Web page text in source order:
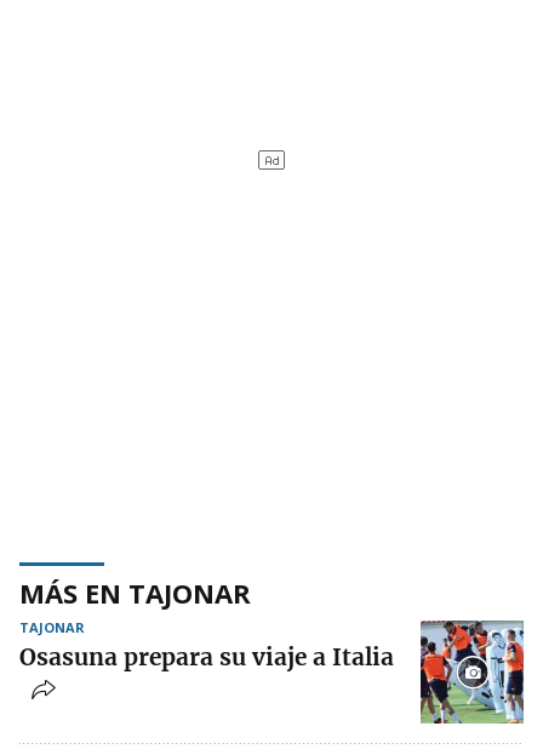
MÁS EN TAJONAR
TAJONAR
Osasuna prepara su viaje a Italia